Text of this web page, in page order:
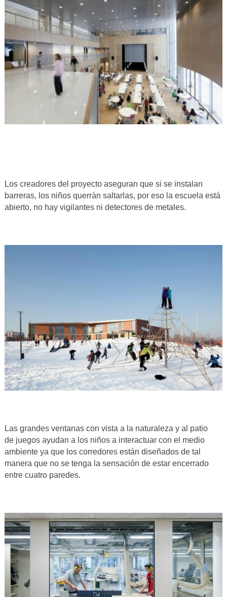
Los creadores del proyecto aseguran que si se instalan
barreras, los niños querrán saltarlas, por eso la escuela está
abierto, no hay vigilantes ni detectores de metales.
Las grandes ventanas con vista a la naturaleza y al patio
de juegos ayudan a los niños a interactuar con el medio
ambiente ya que los corredores están diseñados de tal
manera que no se tenga la sensación de estar encerrado
entre cuatro paredes.